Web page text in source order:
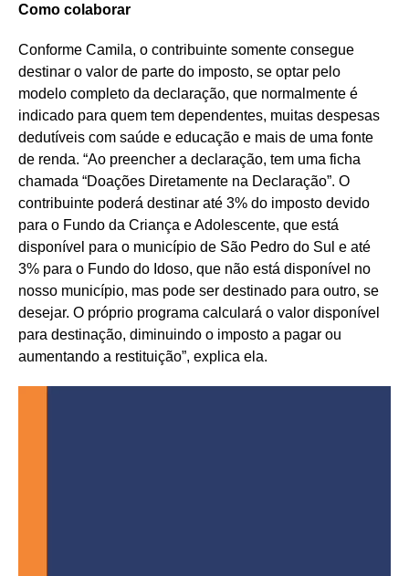
Como colaborar
Conforme Camila, o contribuinte somente consegue
destinar o valor de parte do imposto, se optar pelo
modelo completo da declaração, que normalmente é
indicado para quem tem dependentes, muitas despesas
dedutíveis com saúde e educação e mais de uma fonte
de renda. “Ao preencher a declaração, tem uma ficha
chamada “Doações Diretamente na Declaração”. O
contribuinte poderá destinar até 3% do imposto devido
para o Fundo da Criança e Adolescente, que está
disponível para o município de São Pedro do Sul e até
3% para o Fundo do Idoso, que não está disponível no
nosso município, mas pode ser destinado para outro, se
desejar. O próprio programa calculará o valor disponível
para destinação, diminuindo o imposto a pagar ou
aumentando a restituição”, explica ela.